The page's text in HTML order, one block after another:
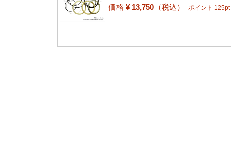
価格 ¥ 13,750 （税込） ポイント 125pt